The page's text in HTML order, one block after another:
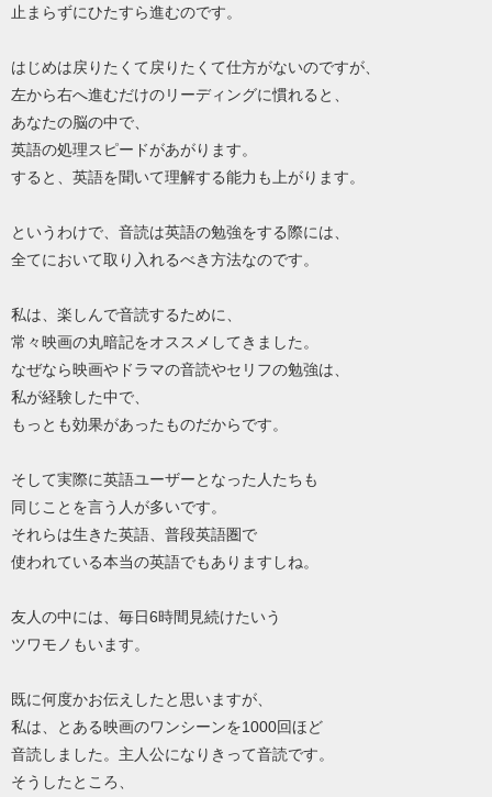
止まらずにひたすら進むのです。
はじめは戻りたくて戻りたくて仕方がないのですが、
左から右へ進むだけのリーディングに慣れると、
あなたの脳の中で、
英語の処理スピードがあがります。
すると、英語を聞いて理解する能力も上がります。
というわけで、音読は英語の勉強をする際には、
全てにおいて取り入れるべき方法なのです。
私は、楽しんで音読するために、
常々映画の丸暗記をオススメしてきました。
なぜなら映画やドラマの音読やセリフの勉強は、
私が経験した中で、
もっとも効果があったものだからです。
そして実際に英語ユーザーとなった人たちも
同じことを言う人が多いです。
それらは生きた英語、普段英語圏で
使われている本当の英語でもありますしね。
友人の中には、毎日6時間見続けたいう
ツワモノもいます。
既に何度かお伝えしたと思いますが、
私は、とある映画のワンシーンを1000回ほど
音読しました。主人公になりきって音読です。
そうしたところ、